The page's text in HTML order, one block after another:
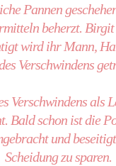
Pannen
beherzt.
wird ihr Mann,
Verschwindens
Verschwindens als
Bald schon ist die
und
Scheidung zu sparen.